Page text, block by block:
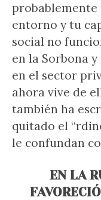
entorno y tu
social no
en la Sorbona
en el sector
ahora vive de
también ha
quitado el
le confundan
EN LA